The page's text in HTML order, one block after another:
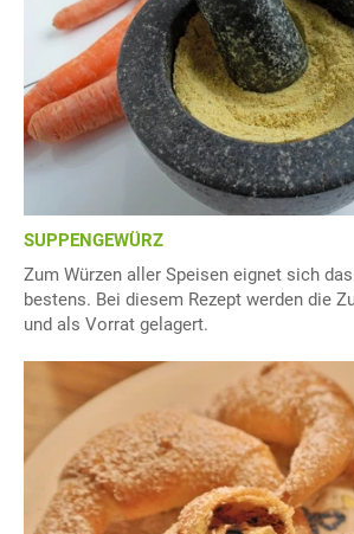
SUPPENGEWÜRZ
Zum Würzen aller Speisen eignet sich
bestens. Bei diesem Rezept werden die
und als Vorrat gelagert.